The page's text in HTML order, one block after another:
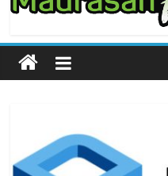
Aceh
Timur
Ulim,
Aceh